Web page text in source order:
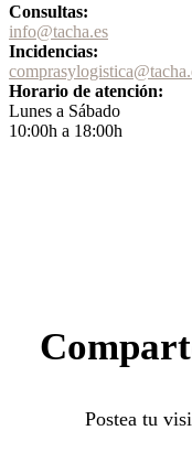
Consultas:
info@tacha.es
Incidencias:
Horario de atención:
Lunes a Sábado
10:00h a 18:00h
Postea tu